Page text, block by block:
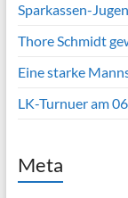
Sparkassen-
Thore Schmidt
Eine starke
LK-Turnuer am
Meta